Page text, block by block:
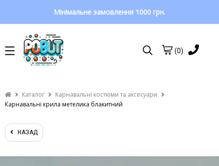
Мінімальне замовлення 1000 грн.
(0)
Каталог
Карнавальні костюми та аксесуари
Карнавальні крила метелика блакитний
НАЗАД